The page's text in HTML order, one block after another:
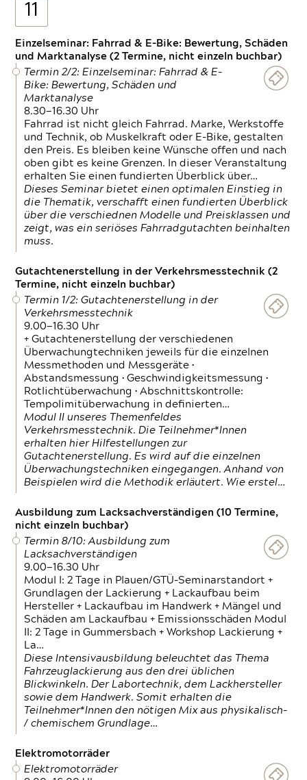
11
Einzelseminar: Fahrrad & E-Bike: Bewertung, Schäden
und Marktanalyse (2 Termine, nicht einzeln buchbar)
Termin 2/2: Einzelseminar: Fahrrad & E-
Bike: Bewertung, Schäden und
Marktanalyse
8.30—16.30 Uhr
Fahrrad ist nicht gleich Fahrrad. Marke, Werkstoffe
und Technik, ob Muskelkraft oder E-Bike, gestalten
den Preis. Es bleiben keine Wünsche offen und nach
oben gibt es keine Grenzen. In dieser Veranstaltung
erhalten Sie einen fundierten Überblick über…
Dieses Seminar bietet einen optimalen Einstieg in
die Thematik, verschafft einen fundierten Überblick
über die verschiednen Modelle und Preisklassen und
zeigt, was ein seriöses Fahrradgutachten beinhalten
muss.
Gutachtenerstellung in der Verkehrsmesstechnik (2
Termine, nicht einzeln buchbar)
Termin 1/2: Gutachtenerstellung in der
Verkehrsmesstechnik
9.00—16.30 Uhr
+ Gutachtenerstellung der verschiedenen
Überwachungtechniken jeweils für die einzelnen
Messmethoden und Messgeräte •
Abstandsmessung • Geschwindigkeitsmessung •
Rotlichtüberwachung • Abschnittskontrolle:
Tempolimitüberwachung in definierten…
Modul II unseres Themenfeldes
Verkehrsmesstechnik. Die Teilnehmer*Innen
erhalten hier Hilfestellungen zur
Gutachtenerstellung. Es wird auf die einzelnen
Überwachungstechniken eingegangen. Anhand von
Beispielen wird die Methodik erläutert. Wie erstel…
Ausbildung zum Lacksachverständigen (10 Termine,
nicht einzeln buchbar)
Termin 8/10: Ausbildung zum
Lacksachverständigen
9.00—16.30 Uhr
Modul I: 2 Tage in Plauen/GTÜ-Seminarstandort +
Grundlagen der Lackierung + Lackaufbau beim
Hersteller + Lackaufbau im Handwerk + Mängel und
Schäden am Lackaufbau + Emissionsschäden Modul
II: 2 Tage in Gummersbach + Workshop Lackierung +
La…
Diese Intensivausbildung beleuchtet das Thema
Fahrzeuglackierung aus den drei üblichen
Blickwinkeln. Der Labortechnik, dem Lackhersteller
sowie dem Handwerk. Somit erhalten die
Teilnehmer*Innen den nötigen Mix aus physikalisch-
/ chemischem Grundlage…
Elektromotorräder
Elektromotorräder